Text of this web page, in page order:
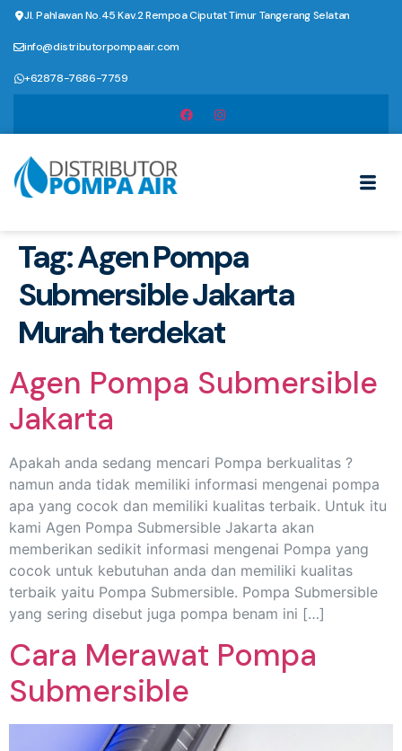
Jl. Pahlawan No.45 Kav.2 Rempoa Ciputat Timur Tangerang Selatan
info@distributorpompaair.com
+62878-7686-7759
Tag:Agen Pompa
Submersible Jakarta
Murah terdekat
Agen Pompa Submersible
Jakarta
Apakah anda sedang mencari Pompa berkualitas ?
namun anda tidak memiliki informasi mengenai pompa
apa yang cocok dan memiliki kualitas terbaik. Untuk itu
kami Agen Pompa Submersible Jakarta akan
memberikan sedikit informasi mengenai Pompa yang
cocok untuk kebutuhan anda dan memiliki kualitas
terbaik yaitu Pompa Submersible. Pompa Submersible
yang sering disebut juga pompa benam ini […]
Cara Merawat Pompa
Submersible